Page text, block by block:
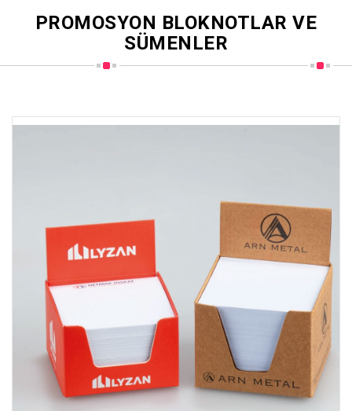
PROMOSYON BLOKNOTLAR VE
SÜMENLER